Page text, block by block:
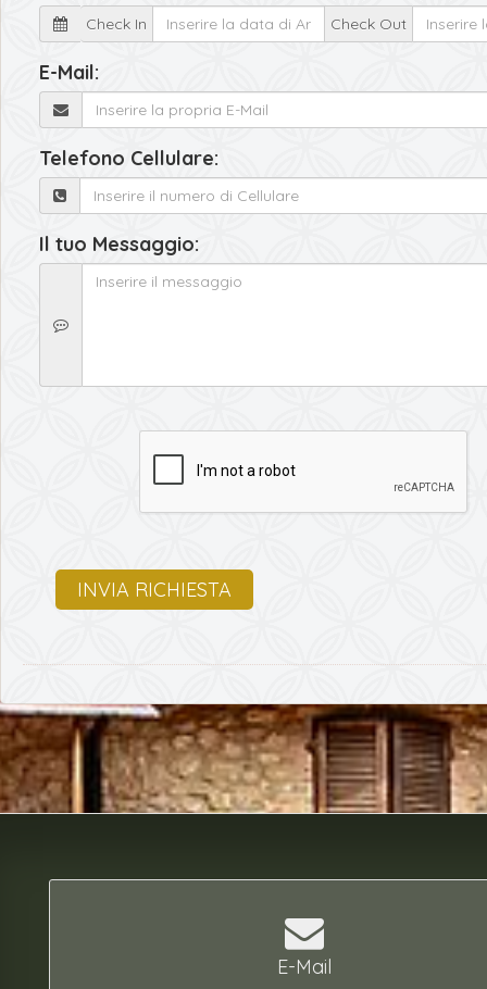
Check In Check Out
E-Mail:
Telefono Cellulare:
Il tuo Messaggio:
INVIA RICHIESTA
E-Mail